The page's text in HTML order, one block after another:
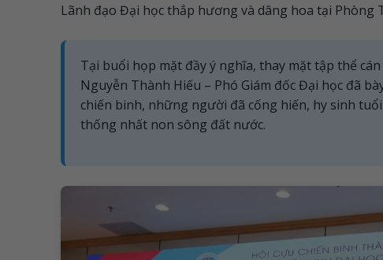
Lãnh đạo Đại học thắp hương và dâng hoa tại Phòng
Tại buổi họp mặt đầy ý nghĩa, thay mặt tập thể
Nguyễn Thành Hiếu – Phó Giám đốc Đại học đã
chiến binh, những người đã cống hiến, hy sinh
thống nhất non sông đất nước.